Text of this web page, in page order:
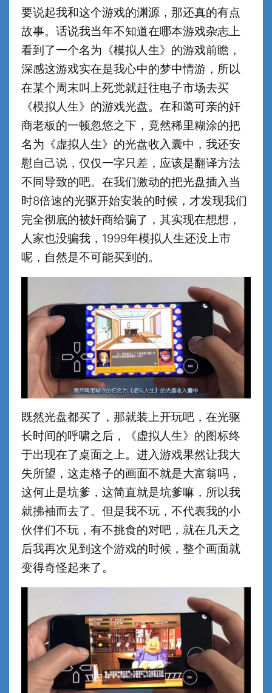
要说起我和这个游戏的渊源，那还真的有点
故事。话说我当年不知道在哪本游戏杂志上
看到了一个名为《模拟人生》的游戏前瞻，
深感这游戏实在是我心中的梦中情游，所以
在某个周末叫上死党就赶往电子市场去买
《模拟人生》的游戏光盘。在和蔼可亲的奸
商老板的一顿忽悠之下，竟然稀里糊涂的把
名为《虚拟人生》的光盘收入囊中，我还安
慰自己说，仅仅一字只差，应该是翻译方法
不同导致的吧。在我们激动的把光盘插入当
时8倍速的光驱开始安装的时候，才发现我们
完全彻底的被奸商给骗了，其实现在想想，
人家也没骗我，1999年模拟人生还没上市
呢，自然是不可能买到的。
既然光盘都买了，那就装上开玩吧，在光驱
长时间的呼啸之后，《虚拟人生》的图标终
于出现在了桌面之上。进入游戏果然让我大
失所望，这走格子的画面不就是大富翁吗，
这何止是坑爹，这简直就是坑爹嘛，所以我
就拂袖而去了。但是我不玩，不代表我的小
伙伴们不玩，有不挑食的对吧，就在几天之
后我再次见到这个游戏的时候，整个画面就
变得奇怪起来了。